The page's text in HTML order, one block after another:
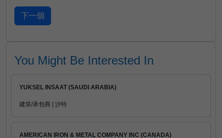
You Might Be Interested In
YUKSEL INSAAT (SAUDI ARABIA)
建筑/承包商 | 沙特
AMERICAN IRON & METAL COMPANY INC (CANADA)